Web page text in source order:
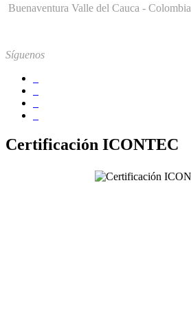
Buenaventura Valle del Cauca - Colombia
Síguenos
Certificación ICONTEC